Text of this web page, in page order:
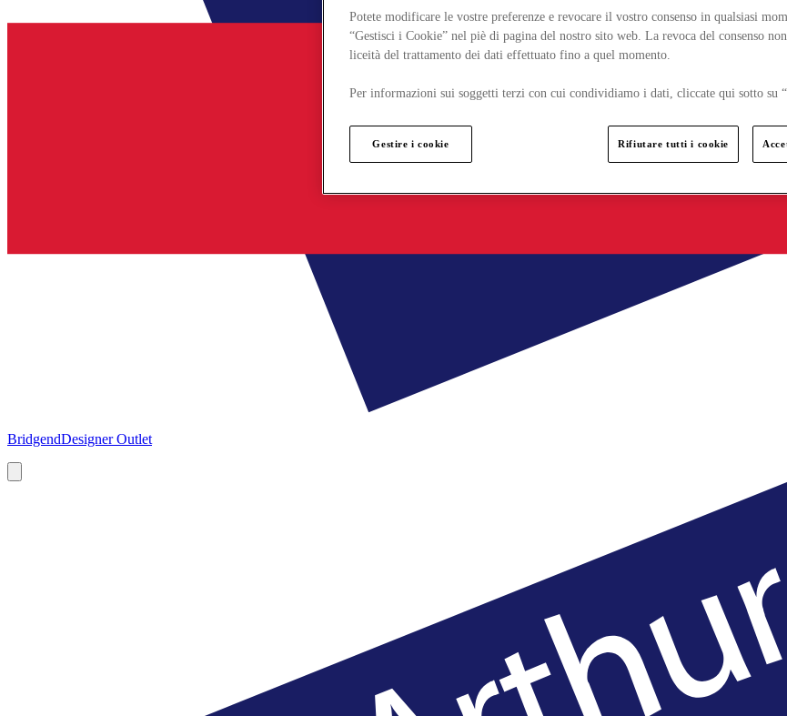
BridgendDesigner Outlet
Potete modificare le vostre preferenze e revocare il vostro consenso in qualsiasi
“Gestisci i Cookie” nel piè di pagina del nostro sito web. La revoca del consenso
liceità del trattamento dei dati effettuato fino a quel momento.
Per informazioni sui soggetti terzi con cui condividiamo i dati, cliccate qui sotto su
Gestire i cookie Rifiutare tutti i cookie